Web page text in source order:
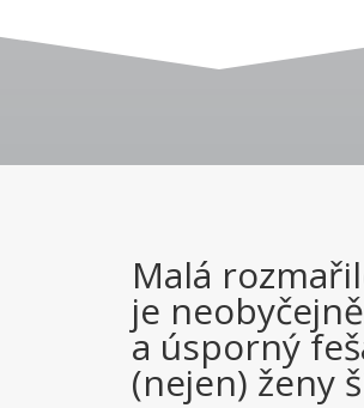
Malá
je
a úsporný
(nejen) ženy